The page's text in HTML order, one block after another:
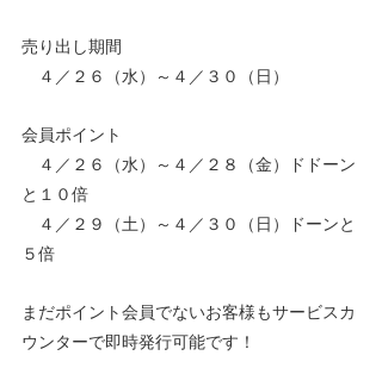
売り出し期間
４／２６（水）～４／３０（日）
会員ポイント
４／２６（水）～４／２８（金）ドドーン
と１０倍
４／２９（土）～４／３０（日）ドーンと
５倍
まだポイント会員でないお客様もサービスカ
ウンターで即時発行可能です！